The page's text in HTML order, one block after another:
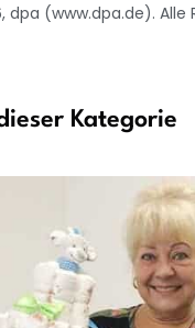
dpa (www.dpa.de).
Kategorie